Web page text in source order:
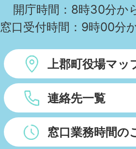
開庁時間：8時30分か
窓口受付時間：9時00分
上郡町役場マッ
連絡先一覧
窓口業務時間の